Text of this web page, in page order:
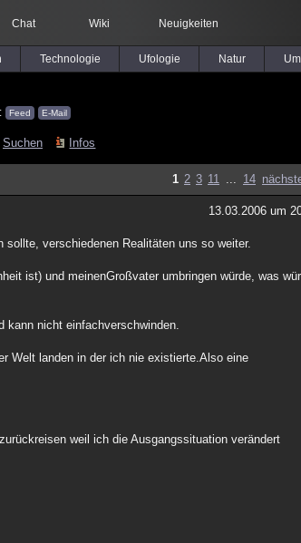
Chat Wiki Neuigkeiten
Technologie Ufologie Natur
Feed E-Mail
Suchen Infos
1 2 3 11 ... 14
13.03.2006 um
sollte, verschiedenen Realitäten uns so weiter.
ist) und meinenGroßvater umbringen würde, was
kann nicht einfachverschwinden.
Welt landen in der ich nie existierte.Also eine
weil ich die Ausgangssituation verändert